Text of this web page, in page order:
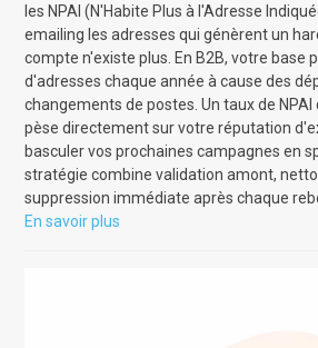
les NPAI (N'Habite Plus à l'Adresse
emailing les adresses qui génèrent un
compte n'existe plus. En B2B, votre base
d'adresses chaque année à cause des
changements de postes. Un taux de NPAI
pèse directement sur votre réputation
basculer vos prochaines campagnes en
stratégie combine validation amont,
suppression immédiate après chaque
En savoir plus